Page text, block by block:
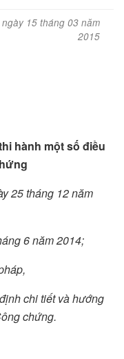
15 tháng 03 năm
2015
hành một số điều
25 tháng 12 năm
6 năm 2014;
chi tiết và hướng
chứng.